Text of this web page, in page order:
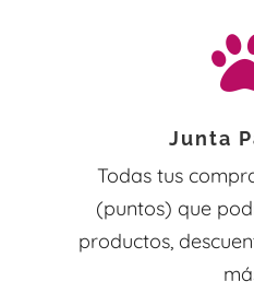
Junta
Todas tus
(puntos) que
productos,